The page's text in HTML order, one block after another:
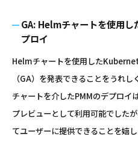
GA: Helmチャートを使用
プロイ
Helmチャートを使用した
（GA）を発表できることをうれ
チャートを介したPMMのデプロイ
プレビューとして利用可能でした
てユーザーに提供できることを嬉し